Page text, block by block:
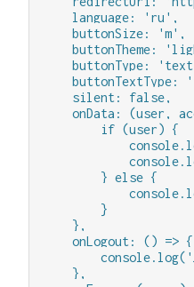
    language: 'ru',
    buttonSize: 'm',
buttonTheme:
buttonType:
buttonTextType:
    silent: false,
onData: (user,
        if (user) {
        } else {
        }
    },
    onLogout: () => {
    },